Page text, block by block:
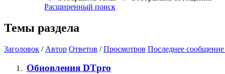
Расширенный поиск
Темы раздела
Заголовок / Автор Ответов /Просмотров Последнее сообщение
Обновления DTpro